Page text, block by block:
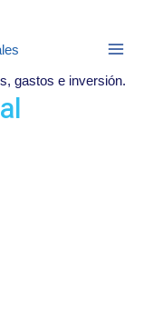
BuscarMain
gastos e inversión.